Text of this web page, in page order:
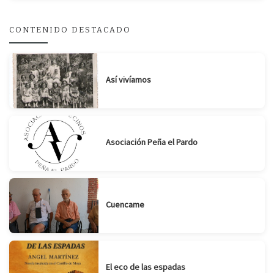
CONTENIDO DESTACADO
Así vivíamos
Asociación Peña el Pardo
Cuencame
El eco de las espadas
Suscribirse